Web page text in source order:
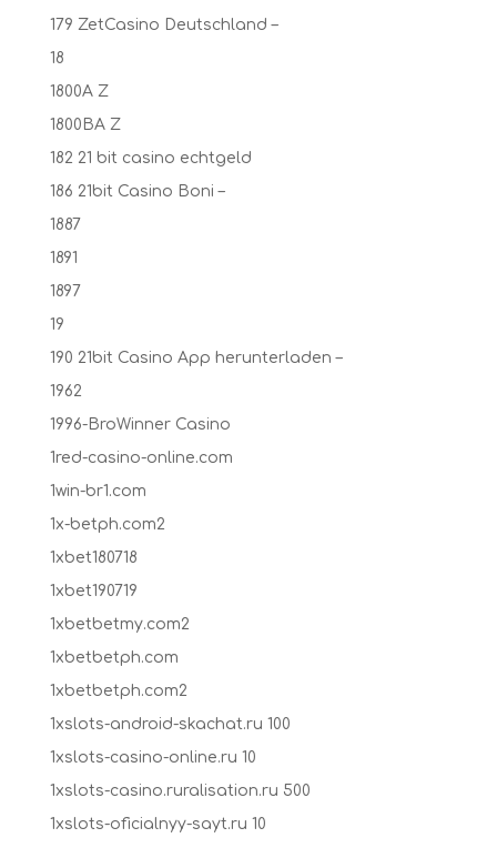
179 ZetCasino Deutschland –
18
1800A Z
1800BA Z
182 21 bit casino echtgeld
186 21bit Casino Boni –
1887
1891
1897
19
190 21bit Casino App herunterladen –
1962
1996-BroWinner Casino
1red-casino-online.com
1win-br1.com
1x-betph.com2
1xbet180718
1xbet190719
1xbetbetmy.com2
1xbetbetph.com
1xbetbetph.com2
1xslots-android-skachat.ru 100
1xslots-casino-online.ru 10
1xslots-casino.ruralisation.ru 500
1xslots-oficialnyy-sayt.ru 10